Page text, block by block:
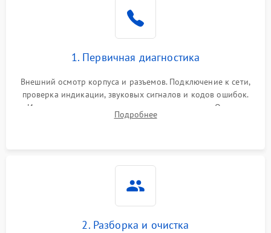
1. Первичная диагностика
Внешний осмотр корпуса и разъемов. Подключение к сети,
проверка индикации, звуковых сигналов и кодов ошибок.
Измерение входного и выходного напряжения. Оценка
реакции ИБП на отключение основного питания без
Подробнее
2. Разборка и очистка